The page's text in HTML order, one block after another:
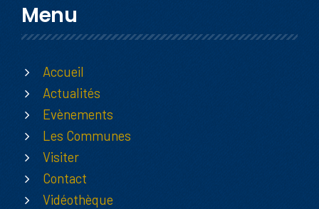
Menu
Accueil
Actualités
Evènements
Les Communes
Visiter
Contact
Vidéothèque